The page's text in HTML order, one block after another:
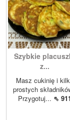
Szybkie
z...
Masz cukinię i
prostych
Przygotuj... ⇖ 911